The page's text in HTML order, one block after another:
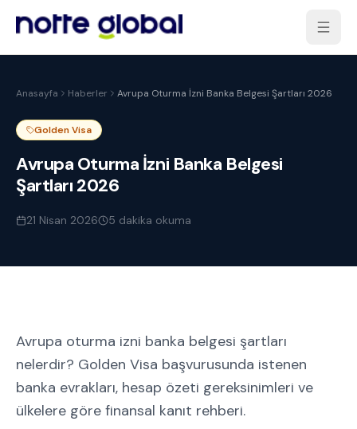
Anasayfa Haberler Avrupa Oturma İzni Banka Belgesi Şartları 2026
Golden Visa
Avrupa Oturma İzni Banka Belgesi
Şartları 2026
21 Nisan 2026 5 dakika okuma
Avrupa oturma izni banka belgesi şartları
nelerdir? Golden Visa başvurusunda istenen
banka evrakları, hesap özeti gereksinimleri ve
ülkelere göre finansal kanıt rehberi.